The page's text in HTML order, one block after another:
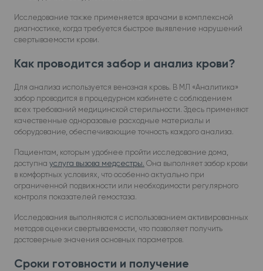
Исследование также применяется врачами в комплексной
диагностике, когда требуется быстрое выявление нарушений
свертываемости крови.
Как проводится забор и анализ крови?
Для анализа используется венозная кровь. В МЛ «Аналитика»
забор проводится в процедурном кабинете с соблюдением
всех требований медицинской стерильности. Здесь применяют
качественные одноразовые расходные материалы и
оборудование, обеспечивающие точность каждого анализа.
Пациентам, которым удобнее пройти исследование дома,
доступна услуга вызова медсестры. Она выполняет забор крови
в комфортных условиях, что особенно актуально при
ограниченной подвижности или необходимости регулярного
контроля показателей гемостаза.
Исследования выполняются с использованием активированных
методов оценки свертываемости, что позволяет получить
достоверные значения основных параметров.
Сроки готовности и получение